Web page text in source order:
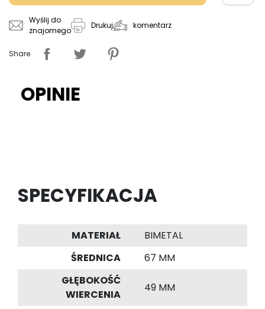
Wyślij do
znajomego
Drukuj komentarz
Share
OPINIE
SPECYFIKACJA
MATERIAŁ
BIMETAL
ŚREDNICA
67 MM
GŁĘBOKOŚĆ
WIERCENIA
49 MM